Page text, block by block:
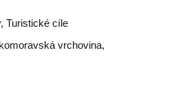
Turistické cíle
vrchovina,